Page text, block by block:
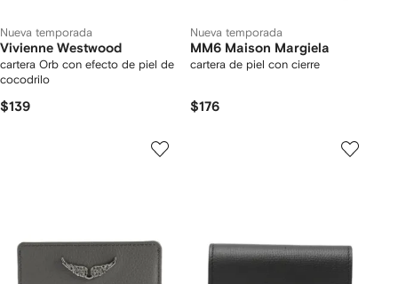
Nueva temporada
Vivienne Westwood
cartera Orb con efecto de piel de
cocodrilo
$139
Nueva temporada
MM6 Maison Margiela
cartera de piel con cierre
$176